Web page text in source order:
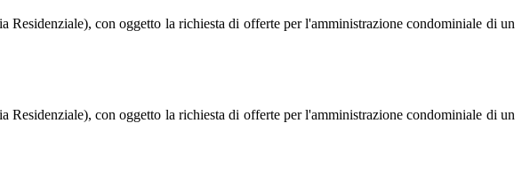
con oggetto la richiesta di offerte per l'amministrazione condominiale di un
con oggetto la richiesta di offerte per l'amministrazione condominiale di un